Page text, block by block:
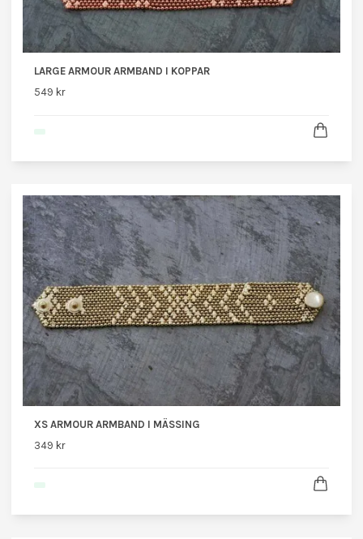
LARGE ARMOUR ARMBAND I KOPPAR
549 kr
XS ARMOUR ARMBAND I MÄSSING
349 kr